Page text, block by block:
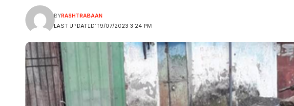
LAST UPDATED: 19/07/2023 3:24 PM
BYRASHTRABAAN